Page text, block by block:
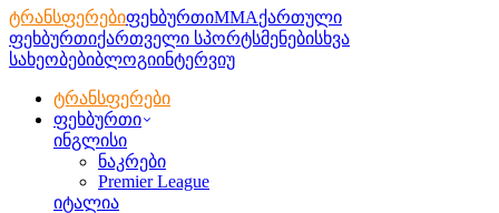
ტრანსფერებიფეხბურთიMMAქართული
ფეხბურთიქართველი სპორტსმენებისხვა
სახეობებიბლოგიინტერვიუ
ტრანსფერები
ფეხბურთი
ინგლისი
ნაკრები
Premier League
იტალია